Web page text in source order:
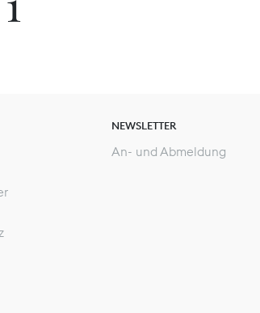
1
NEWSLETTER
An- und Abmeldung